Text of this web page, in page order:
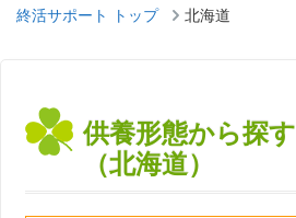
終活サポート トップ 北海道
供養形態から探す
（北海道）